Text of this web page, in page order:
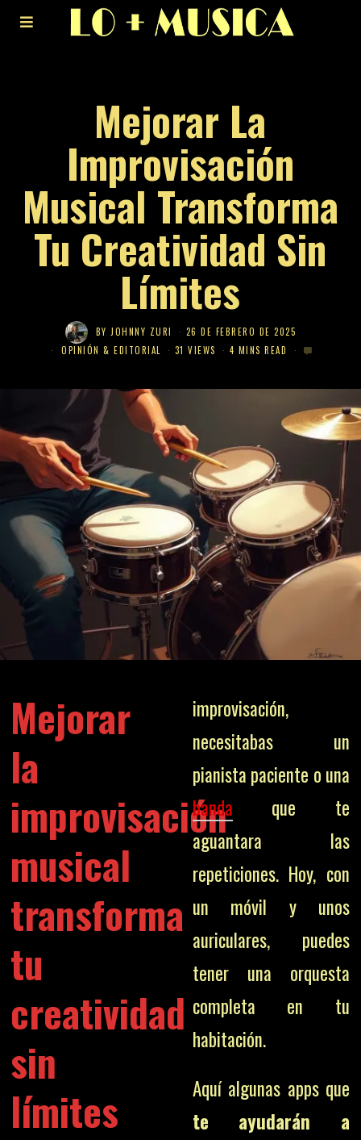
Mejorar La
Improvisación
Musical Transforma
Tu Creatividad Sin
Límites
BYJOHNNY ZURI
26 DE FEBRERO DE 2025
OPINIÓN & EDITORIAL
31 VIEWS 4 MINS READ
Mejorar
la
improvisación
musical
transforma
tu
creatividad
sin
límites
improvisación,
necesitabas un
pianista paciente o una
banda que te
aguantara las
repeticiones. Hoy, con
un móvil y unos
auriculares, puedes
tener una orquesta
completa en tu
habitación.
Aquí algunas apps que
te ayudarán a